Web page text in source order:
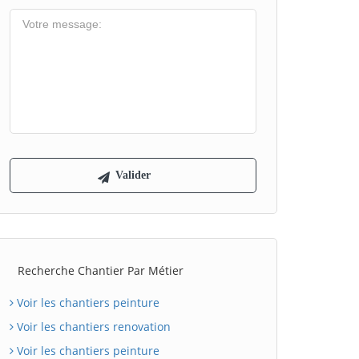
Recherche Chantier Par Métier
Voir les chantiers peinture
Voir les chantiers renovation
Voir les chantiers peinture